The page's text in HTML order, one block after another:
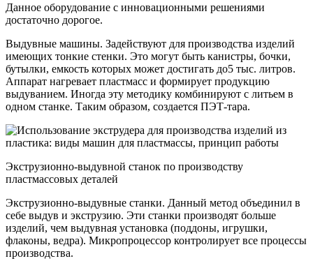
Данное оборудование с инновационными решениями
достаточно дорогое.
Выдувные машины. Задействуют для производства изделий
имеющих тонкие стенки. Это могут быть канистры, бочки,
бутылки, емкость которых может достигать до5 тыс. литров.
Аппарат нагревает пластмасс и формирует продукцию
выдуванием. Иногда эту методику комбинируют с литьем в
одном станке. Таким образом, создается ПЭТ-тара.
Экструзионно-выдувной станок по производству
пластмассовых деталей
Экструзионно-выдувные станки. Данный метод объединил в
себе выдув и экструзию. Эти станки производят больше
изделий, чем выдувная установка (поддоны, игрушки,
флаконы, ведра). Микропроцессор контролирует все процессы
производства.